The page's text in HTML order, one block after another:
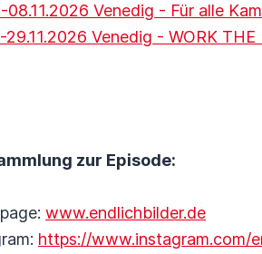
08.11.2026 Venedig - Für alle
29.11.2026 Venedig - WORK
zur Episode:
www.endlichbilder.de
https://www.instagram.com/